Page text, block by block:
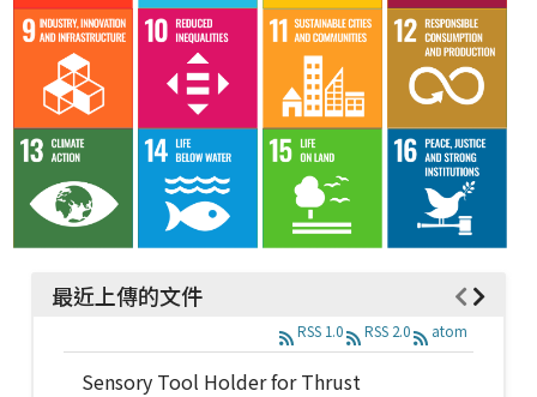
最近上傳的文件
RSS 1.0 RSS 2.0 atom
Sensory Tool Holder for Thrust